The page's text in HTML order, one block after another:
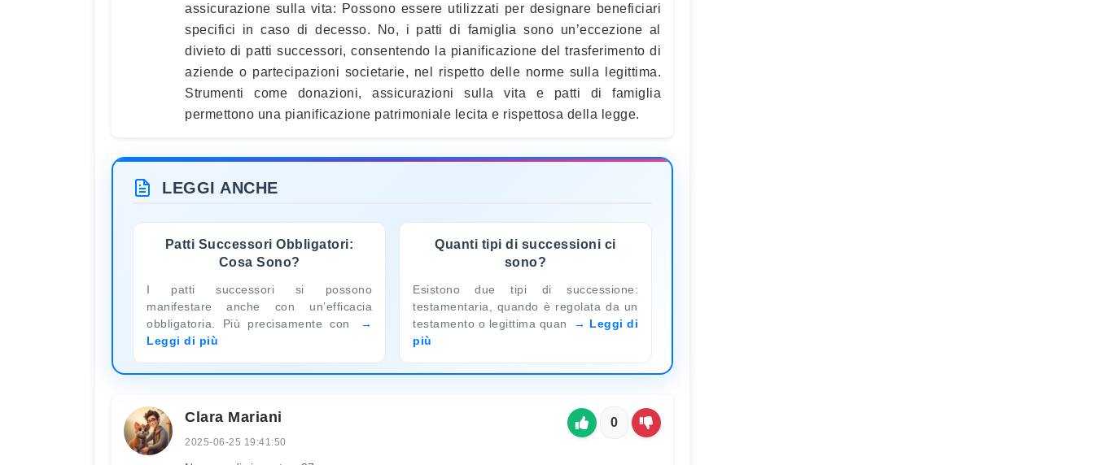
assicurazione sulla vita: Possono essere utilizzati per designare beneficiari
specifici in caso di decesso. No, i patti di famiglia sono un’eccezione al
divieto di patti successori, consentendo la pianificazione del trasferimento di
aziende o partecipazioni societarie, nel rispetto delle norme sulla legittima.
Strumenti come donazioni, assicurazioni sulla vita e patti di famiglia
permettono una pianificazione patrimoniale lecita e rispettosa della legge.
LEGGI ANCHE
Patti Successori Obbligatori:
Cosa Sono?
I patti successori si possono
manifestare anche con un’efficacia
obbligatoria. Più precisamente con
Leggi di più
Quanti tipi di successioni ci
sono?
Esistono due tipi di successione:
testamentaria, quando è regolata da un
testamento o legittima quan
Leggi di
più
Clara Mariani
2025-06-25 19:41:50
0